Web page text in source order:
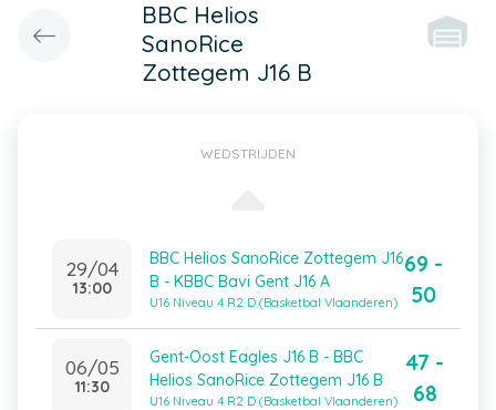
BBC Helios
SanoRice
Zottegem J16 B
WEDSTRIJDEN
29/04
13:00
BBC Helios SanoRice Zottegem J16
B - KBBC Bavi Gent J16 A
U16 Niveau 4 R2 D (Basketbal Vlaanderen)
69 -
50
06/05
11:30
Gent-Oost Eagles J16 B - BBC
Helios SanoRice Zottegem J16 B
U16 Niveau 4 R2 D (Basketbal Vlaanderen)
47 -
68